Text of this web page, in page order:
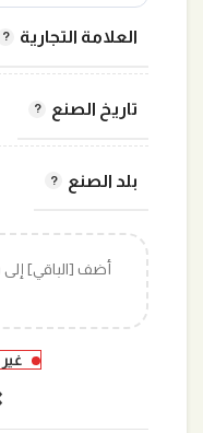
العلامة التجارية
تاريخ الصنع
بلد الصنع
أضف [الباقي]